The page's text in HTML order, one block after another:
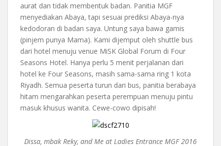
aurat dan tidak membentuk badan. Panitia MGF
menyediakan Abaya, tapi sesuai prediksi Abaya-nya
kedodoran di badan saya. Untung saya bawa gamis
(pinjem punya Mama). Kami dijemput oleh shuttle bus
dari hotel menuju venue MiSK Global Forum di Four
Seasons Hotel. Hanya perlu 5 menit perjalanan dari
hotel ke Four Seasons, masih sama-sama ring 1 kota
Riyadh. Semua peserta turun dari bus, panitia berabaya
hitam mengarahkan peserta perempuan menuju pintu
masuk khusus wanita. Cewe-cowo dipisah!
Dissa, mbak Reky, and Me at Ladies Entrance MGF 2016